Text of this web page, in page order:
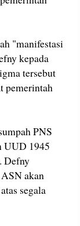
"manifestasi
kepada
tersebut
pemerintah
PNS
UUD 1945
Defny
akan
segala